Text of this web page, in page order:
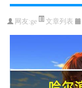
网友:ge 文章列表